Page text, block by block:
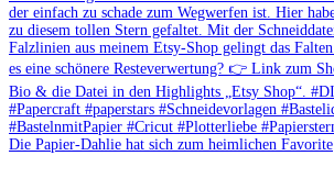
Die Papier-Dahlie hat sich zum heimlichen Favorite